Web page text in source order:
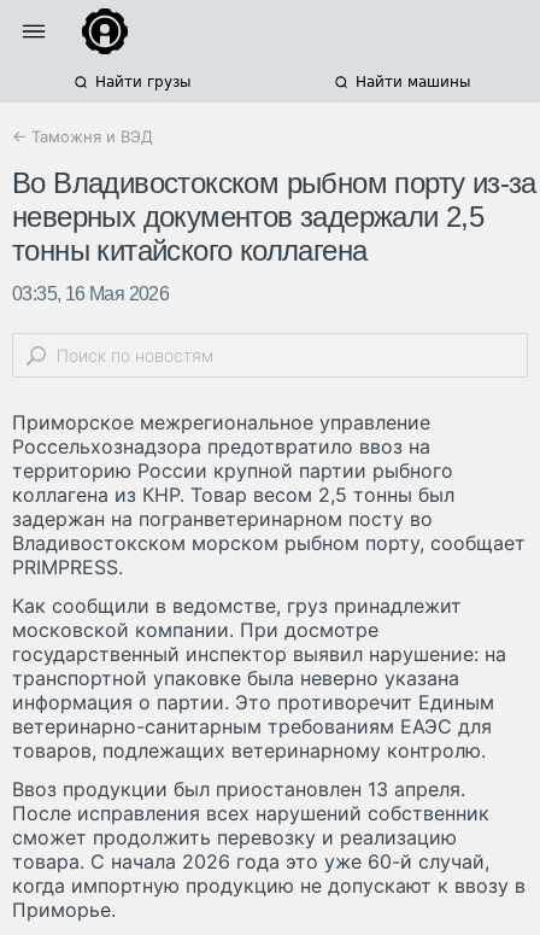
Найти грузы Найти машины
← Таможня и ВЭД
Во Владивостокском рыбном порту из-за
неверных документов задержали 2,5
тонны китайского коллагена
03:35, 16 Мая 2026
Приморское межрегиональное управление
Россельхознадзора предотвратило ввоз на
территорию России крупной партии рыбного
коллагена из КНР. Товар весом 2,5 тонны был
задержан на погранветеринарном посту во
Владивостокском морском рыбном порту, сообщает
PRIMPRESS.
Как сообщили в ведомстве, груз принадлежит
московской компании. При досмотре
государственный инспектор выявил нарушение: на
транспортной упаковке была неверно указана
информация о партии. Это противоречит Единым
ветеринарно-санитарным требованиям ЕАЭС для
товаров, подлежащих ветеринарному контролю.
Ввоз продукции был приостановлен 13 апреля.
После исправления всех нарушений собственник
сможет продолжить перевозку и реализацию
товара. С начала 2026 года это уже 60-й случай,
когда импортную продукцию не допускают к ввозу в
Приморье.